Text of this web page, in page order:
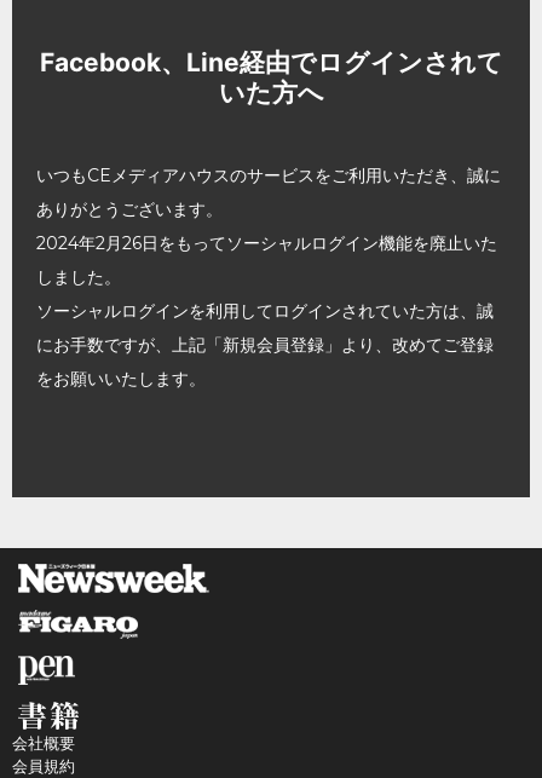
Facebook、Line経由でログインされて
いた方へ
いつもCEメディアハウスのサービスをご利用いただき、誠に
ありがとうございます。
2024年2月26日をもってソーシャルログイン機能を廃止いた
しました。
ソーシャルログインを利用してログインされていた方は、誠
にお手数ですが、上記「新規会員登録」より、改めてご登録
をお願いいたします。
会社概要
会員規約